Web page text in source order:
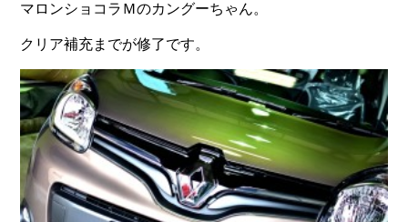
マロンショコラＭのカングーちゃん。
クリア補充までが修了です。